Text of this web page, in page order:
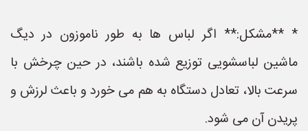
* **مشکل:** اگر لباس ها به طور ناموزون در دیگ
ماشین لباسشویی توزیع شده باشند، در حین چرخش با
سرعت بالا، تعادل دستگاه به هم می خورد و باعث لرزش و
پریدن آن می شود.